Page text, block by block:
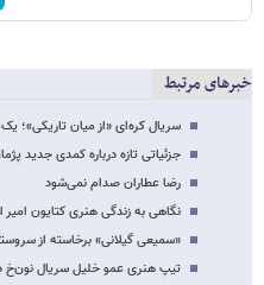
خبرهای مرتبط
سریال کره‌ای «از میان تاریکی»؛
جزئیاتی تازه درباره کمدی جدید
رضا عطاران صدام نمی‌شود
نگاهی به زندگی هنری کتایون امیر
«سمیعی گیلانی» برخاسته از
تیپ هنری عمو خلیل سریال